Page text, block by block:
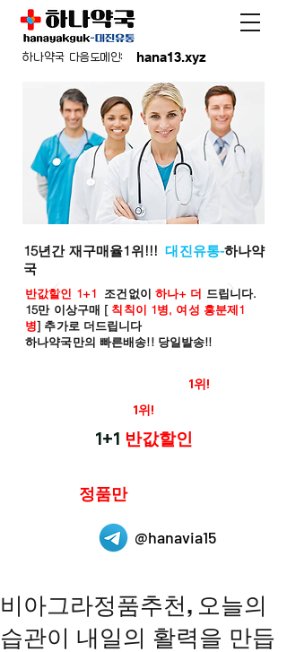
hana13.xyz
하나약국 다음도메인:
15년간 재구매율1위!!!대진유통-하나약
국
반값할인 1+1 조건없이 하나+ 더 드립니다.
15만 이상구매 [ 칙칙이 1병, 여성 흥분제1
병] 추가로 더드립니다
하나약국만의 빠른배송!! 당일발송!!
1위!
1위!
1+1 반값할인
정품만
@hanavia15
비아그라정품추천, 오늘의
습관이 내일의 활력을 만듭